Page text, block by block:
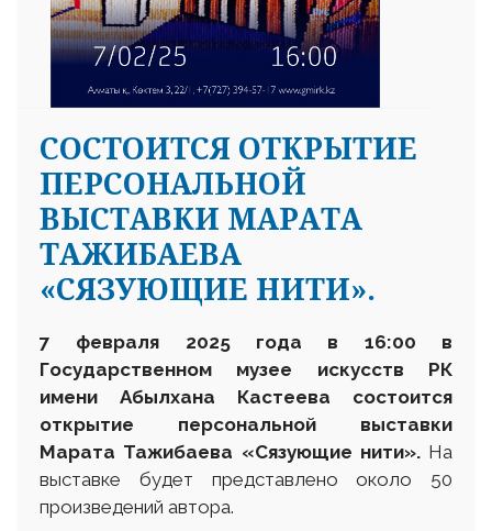
CОСТОИТСЯ ОТКРЫТИЕ
ПЕРСОНАЛЬНОЙ
ВЫСТАВКИ МАРАТА
ТАЖИБАЕВА
«СЯЗУЮЩИЕ НИТИ».
7 февраля 2025 года в 16:00 в
Государственном музее искусств РК
имени Абылхана Кастеева состоится
открытие персональной выставки
Марата Тажибаева «Сязующие нити».На
выставке будет представлено около 50
произведений автора.